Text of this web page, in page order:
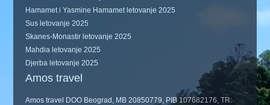
Hamamet i Yasmine Hamamet letovanje 2025
Sus letovanje 2025
Skanes-Monastir letovanje 2025
Mahdia letovanje 2025
Djerba letovanje 2025
Amos travel
Amos travel DOO Beograd, MB 20850779, PIB 107682176, TR: